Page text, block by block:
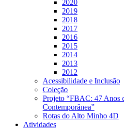
2020
2019
2018
2017
2016
2015
2014
2013
2012
Acessibilidade e Inclusão
Coleção
Projeto “FBAC: 47 Anos
Contemporânea”
Rotas do Alto Minho 4D
Atividades